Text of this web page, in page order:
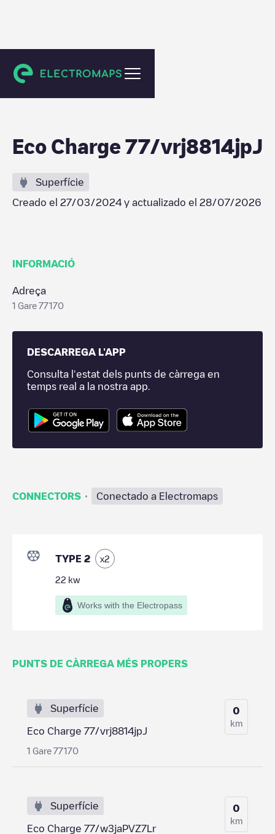
Brie-Comte-Robert
Eco Charge 77/vrj8814jpJ
Superfície
Creado el 27/03/2024 y actualizado el 28/07/2026
INFORMACIÓ
Adreça
1 Gare 77170
DESCARREGA L'APP
Consulta l'estat dels punts de càrrega en
temps real a la nostra app.
CONNECTORS · Conectado a Electromaps
TYPE 2 x2
22 kw
Works with the Electropass
PUNTS DE CÀRREGA MÉS PROPERS
Superfície
Eco Charge 77/vrj8814jpJ
1 Gare 77170
0
km
Superfície
Eco Charge 77/w3jaPVZ7Lr
0
km